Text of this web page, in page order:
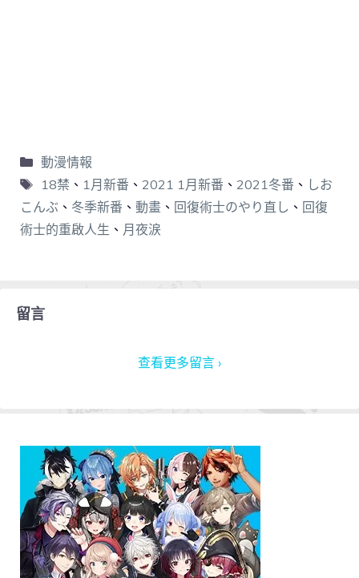
動漫情報
18禁 、 1月新番 、 2021 1月新番 、 2021冬番 、 しお
こんぶ 、 冬季新番 、 動畫 、 回復術士のやり直し 、 回復
術士的重啟人生 、 月夜涙
留言
查看更多留言 ›